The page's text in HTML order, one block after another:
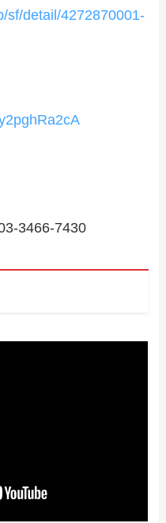
sf/detail/4272870001-
3466-7430